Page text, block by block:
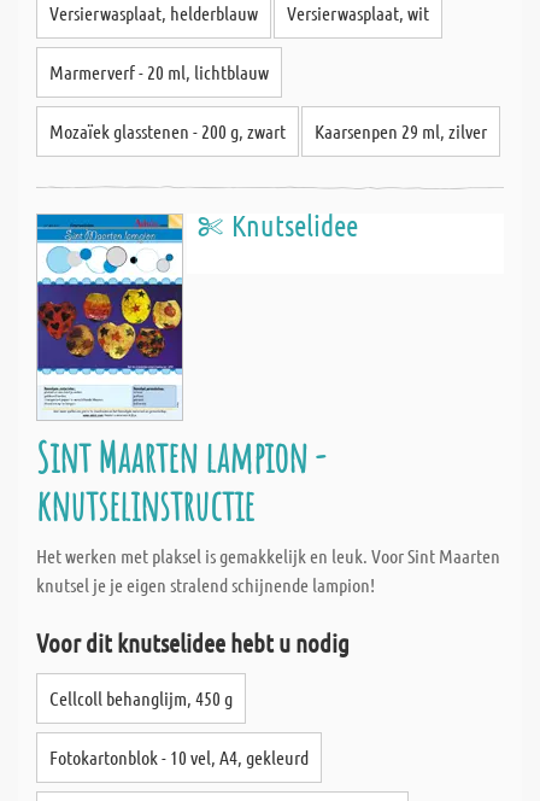
Versierwasplaat, helderblauw Versierwasplaat, wit
Marmerverf - 20 ml, lichtblauw
Mozaïek glasstenen - 200 g, zwart Kaarsenpen 29 ml, zilver
Knutselidee
Sint Maarten lampion -
knutselinstructie
Het werken met plaksel is gemakkelijk en leuk. Voor Sint Maarten
knutsel je je eigen stralend schijnende lampion!
Voor dit knutselidee hebt u nodig
Cellcoll behanglijm, 450 g
Fotokartonblok - 10 vel, A4, gekleurd